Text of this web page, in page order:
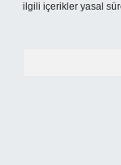
ilgili içerikler yasal